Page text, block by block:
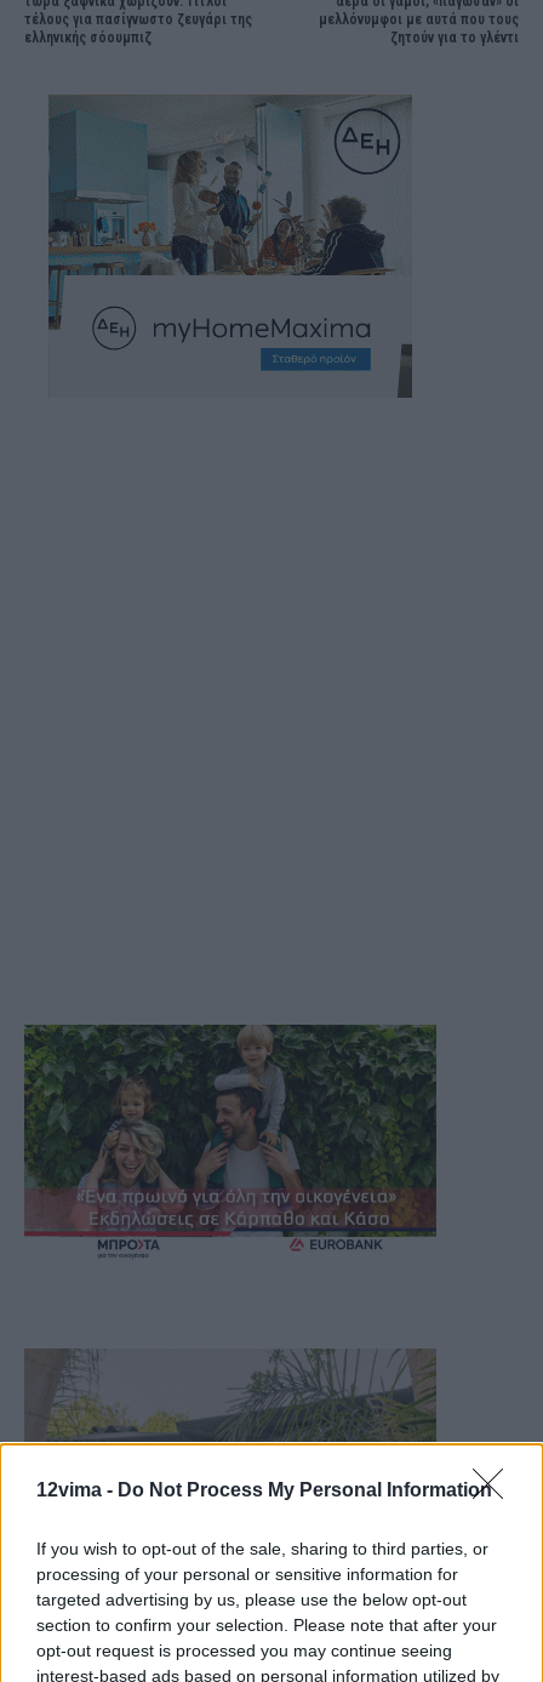
12vima - Do Not Process My Personal Information
If you wish to opt-out of the sale, sharing to third parties, or
processing of your personal or sensitive information for
targeted advertising by us, please use the below opt-out
section to confirm your selection. Please note that after your
opt-out request is processed you may continue seeing
interest-based ads based on personal information utilized by
τέλους για πασίγνωστο ζευγάρι της
ελληνικής σόουμπιζ
μελλόνυμφοι με αυτά που τους
ζητούν για το γλέντι